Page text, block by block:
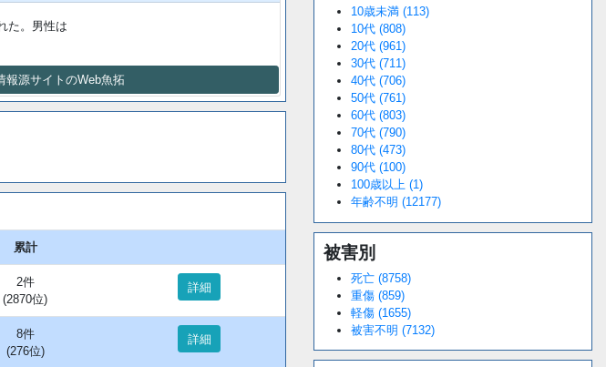
た。男性は
報源サイトのWeb魚拓
累計
2件
(2870位)
詳細
8件
(276位)
詳細
10歳未満 (113)
10代 (808)
20代 (961)
30代 (711)
40代 (706)
50代 (761)
60代 (803)
70代 (790)
80代 (473)
90代 (100)
100歳以上 (1)
年齢不明 (12177)
被害別
死亡 (8758)
重傷 (859)
軽傷 (1655)
被害不明 (7132)